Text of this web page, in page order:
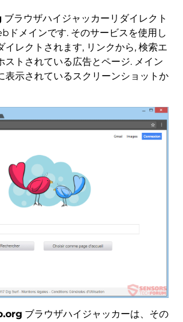
ブラウザハイジャッカーリダイレクト
ドメインです. そのサービスを使用し
イレクトされます, リンクから, 検索エ
ストされている広告とページ. メイン
表示されているスクリーンショットか
ブラウザハイジャッカーは、その